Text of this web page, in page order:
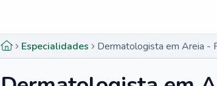
Especialidades Dermatologista em Areia -